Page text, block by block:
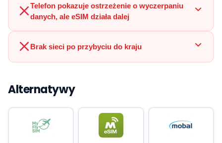
Telefon pokazuje ostrzeżenie o wyczerpaniu
danych, ale eSIM działa dalej
Brak sieci po przybyciu do kraju
Alternatywy